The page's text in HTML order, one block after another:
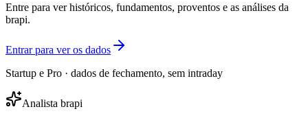
Entre para ver históricos, fundamentos, proventos e as análises da
brapi.
Entrar para ver os dados
Startup e Pro · dados de fechamento, sem intraday
Analista brapi